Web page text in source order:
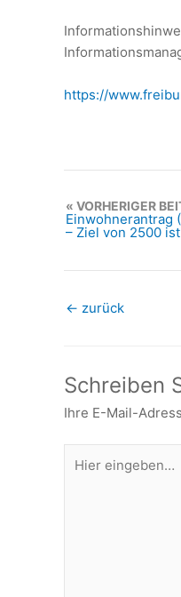
https://
VORHERIGER
Einwohnerantrag
– Ziel von 2500
← zurück
Schreiben
Ihre E-Mail-
eingeben…